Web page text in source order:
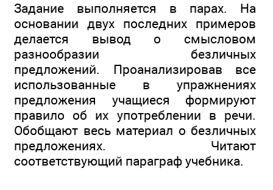
Задание выполняется в парах. На
основании двух последних примеров
делается вывод о смысловом
разнообразии безличных
предложений. Проанализировав все
использованные в упражнениях
предложения учащиеся формируют
правило об их употреблении в речи.
Обобщают весь материал о безличных
предложениях. Читают
соответствующий параграф учебника.